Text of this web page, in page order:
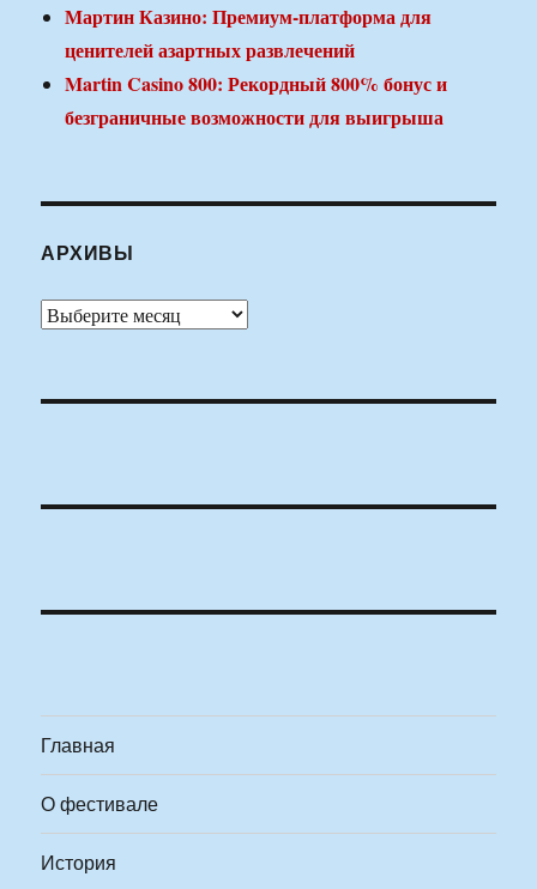
Мартин Казино: Премиум-платформа для
ценителей азартных развлечений
Martin Casino 800: Рекордный 800% бонус и
безграничные возможности для выигрыша
АРХИВЫ
Архивы
Главная
О фестивале
История